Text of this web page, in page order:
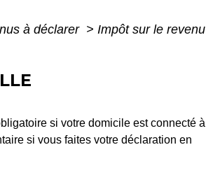
à déclarer > Impôt sur le revenu
si votre domicile est connecté à
si vous faites votre déclaration en